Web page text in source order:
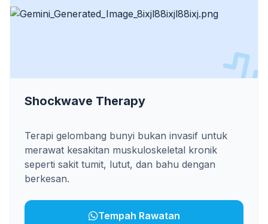
Shockwave Therapy
Terapi gelombang bunyi bukan invasif untuk
merawat kesakitan muskuloskeletal kronik
seperti sakit tumit, lutut, dan bahu dengan
berkesan.
Tempah Rawatan